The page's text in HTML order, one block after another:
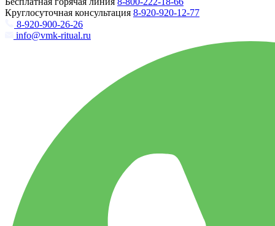
Круглосуточная консультация 8-920-920-12-77
8-920-900-26-26
info@vmk-ritual.ru